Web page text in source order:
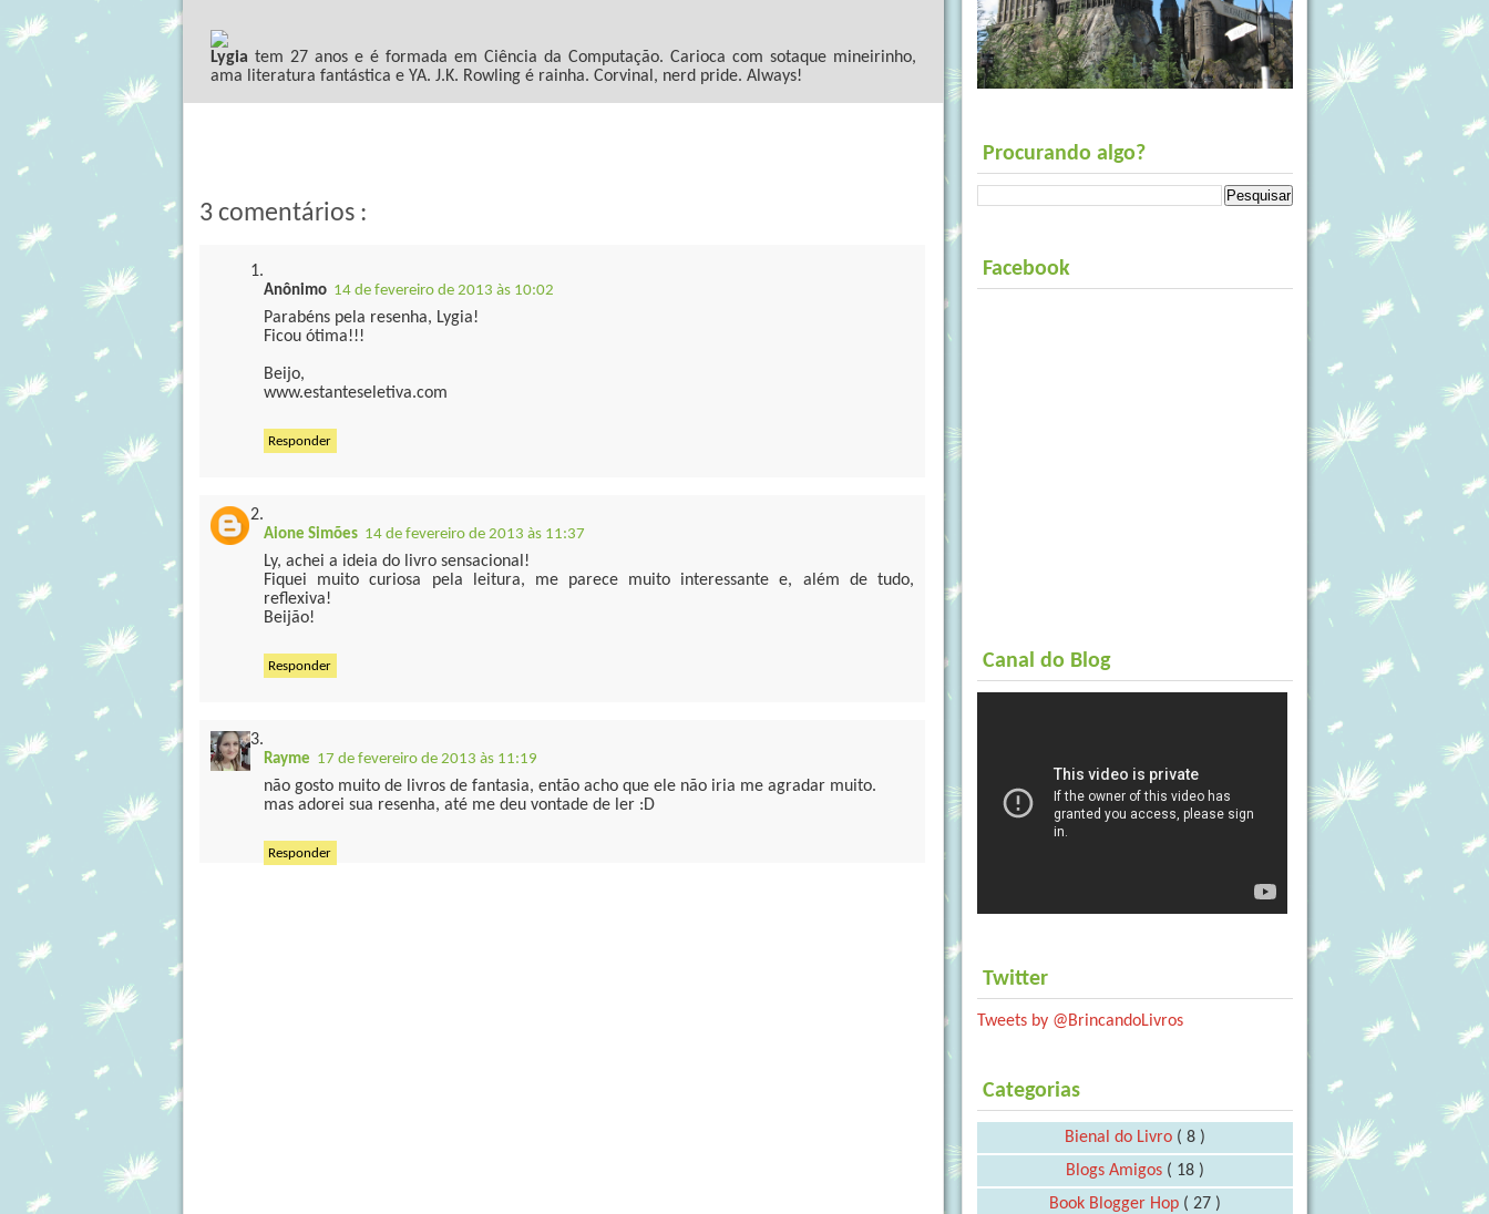
Lygia tem 27 anos e é formada em Ciência da Computação. Carioca com sotaque mineirinho,
ama literatura fantástica e YA. J.K. Rowling é rainha. Corvinal, nerd pride. Always!
3 comentários :
Anônimo 14 de fevereiro de 2013 às 10:02
Parabéns pela resenha, Lygia!
Ficou ótima!!!
Beijo,
www.estanteseletiva.com
Responder
Aione Simões 14 de fevereiro de 2013 às 11:37
Ly, achei a ideia do livro sensacional!
Fiquei muito curiosa pela leitura, me parece muito interessante e, além de tudo,
reflexiva!
Beijão!
Responder
Rayme 17 de fevereiro de 2013 às 11:19
não gosto muito de livros de fantasia, então acho que ele não iria me agradar muito.
mas adorei sua resenha, até me deu vontade de ler :D
Responder
Procurando algo?
Facebook
Canal do Blog
Twitter
Tweets by @BrincandoLivros
Categorias
Bienal do Livro ( 8 )
Blogs Amigos ( 18 )
Book Blogger Hop ( 27 )